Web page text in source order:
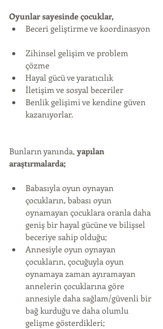
Oyunlar sayesinde çocuklar,
Beceri geliştirme ve koordinasyon
Zihinsel gelişim ve problem
çözme
Hayal gücü ve yaratıcılık
İletişim ve sosyal beceriler
Benlik gelişimi ve kendine güven
kazanıyorlar.
Bunların yanında, yapılan
araştırmalarda;
Babasıyla oyun oynayan
çocukların, babası oyun
oynamayan çocuklara oranla daha
geniş bir hayal gücüne ve bilişsel
beceriye sahip olduğu;
Annesiyle oyun oynayan
çocukların, çocuğuyla oyun
oynamaya zaman ayıramayan
annelerin çocuklarına göre
annesiyle daha sağlam/güvenli bir
bağ kurduğu ve daha olumlu
gelişme gösterdikleri;